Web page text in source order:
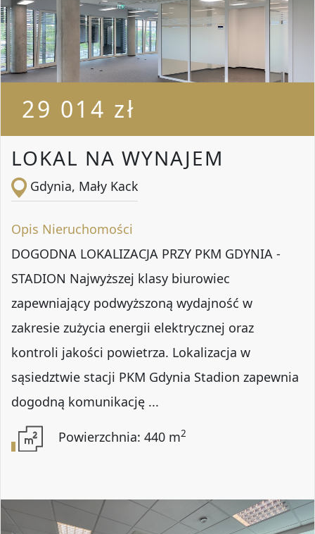
29 014 zł
LOKAL NA WYNAJEM
Gdynia, Mały Kack
Opis Nieruchomości
DOGODNA LOKALIZACJA PRZY PKM GDYNIA -
STADION Najwyższej klasy biurowiec
zapewniający podwyższoną wydajność w
zakresie zużycia energii elektrycznej oraz
kontroli jakości powietrza. Lokalizacja w
sąsiedztwie stacji PKM Gdynia Stadion zapewnia
dogodną komunikację ...
Powierzchnia: 440 m2